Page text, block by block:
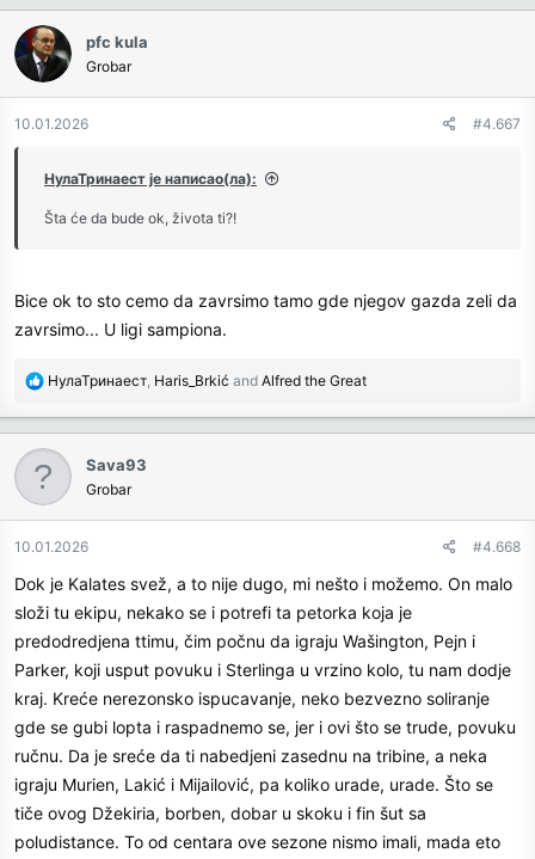
pfc kula
Grobar
10.01.2026 #4.667
НулаТринаест је написао(ла):
Šta će da bude ok, života ti?!
Bice ok to sto cemo da zavrsimo tamo gde njegov gazda zeli da
zavrsimo... U ligi sampiona.
R
c
t
o
n
НулаТринаест, Haris_Brkić and Alfred the Great
Sava93
Grobar
10.01.2026 #4.668
Dok je Kalates svež, a to nije dugo, mi nešto i možemo. On malo
složi tu ekipu, nekako se i potrefi ta petorka koja je
predodredjena ttimu, čim počnu da igraju Wašington, Pejn i
Parker, koji usput povuku i Sterlinga u vrzino kolo, tu nam dodje
kraj. Kreće nerezonsko ispucavanje, neko bezvezno soliranje
gde se gubi lopta i raspadnemo se, jer i ovi što se trude, povuku
ručnu. Da je sreće da ti nabedjeni zasednu na tribine, a neka
igraju Murien, Lakić i Mijailović, pa koliko urade, urade. Što se
tiče ovog Džekiria, borben, dobar u skoku i fin šut sa
poludistance. To od centara ove sezone nismo imali, mada eto